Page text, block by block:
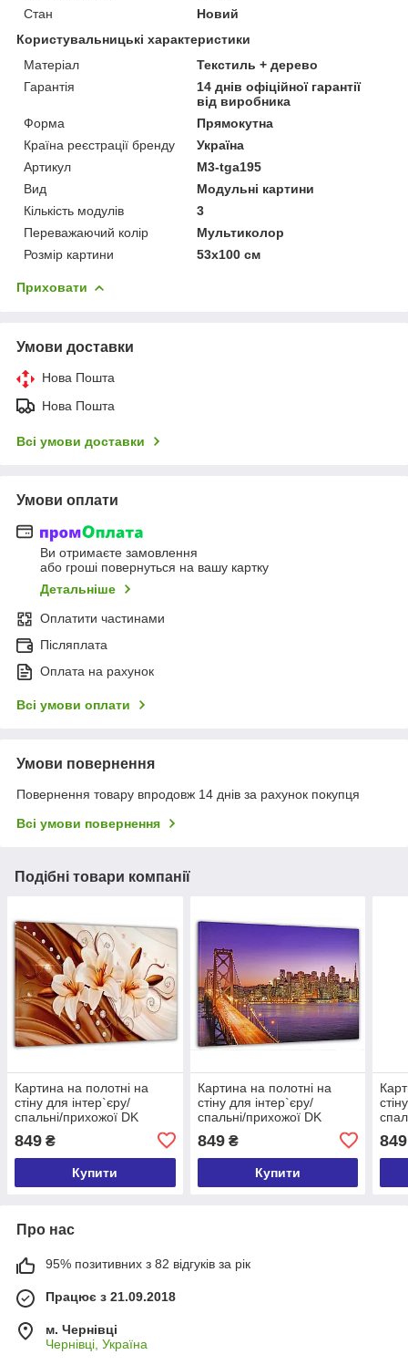
Стан
Новий
Користувальницькі характеристики
Матеріал
Текстиль + дерево
Гарантія
14 днів офіційної гарантії
від виробника
Форма
Прямокутна
Країна реєстрації бренду
Україна
Артикул
M3-tga195
Вид
Модульні картини
Кількість модулів
3
Переважаючий колір
Мультиколор
Розмір картини
53х100 см
Приховати
Умови доставки
Нова Пошта
Нова Пошта
Всі умови доставки
Умови оплати
Ви отримаєте замовлення
або гроші повернуться на вашу картку
Детальніше
Оплатити частинами
Післяплата
Оплата на рахунок
Всі умови оплати
Умови повернення
Повернення товару впродовж 14 днів за рахунок покупця
Всі умови повернення
Подібні товари компанії
Картина на полотні на
стіну для інтер`єру/
спальні/прихожої DK
Абстракція лілії 60х100 см
(MK10110_M)
849 ₴
Купити
Картина на полотні на
стіну для інтер`єру/
спальні/прихожої DK
60x100 см (MK10193_M)
849₴
Купити
849
Про нас
95% позитивних з 82 відгуків за рік
Працює з 21.09.2018
м. Чернівці
Чернівці, Україна